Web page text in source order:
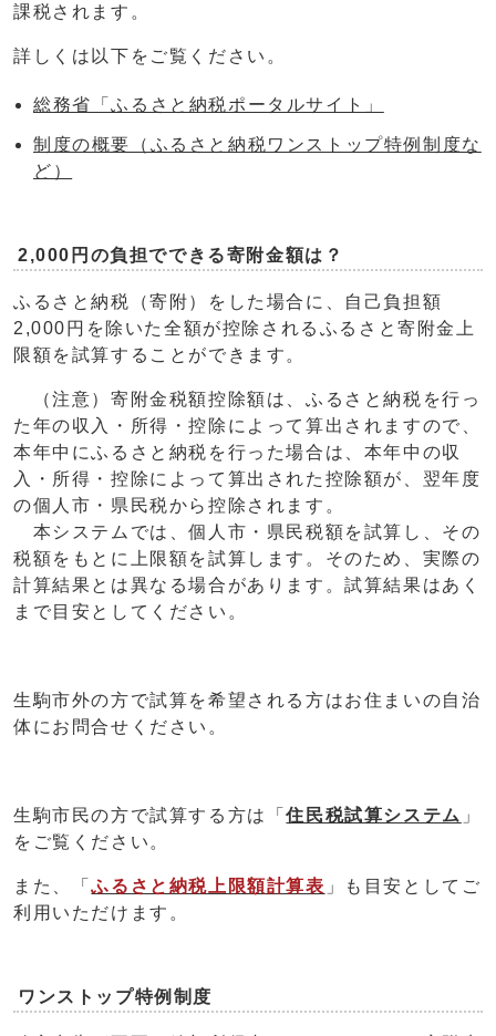
課税されます。
詳しくは以下をご覧ください。
総務省「ふるさと納税ポータルサイト」
制度の概要（ふるさと納税ワンストップ特例制度な
ど）
2,000円の負担でできる寄附金額は？
ふるさと納税（寄附）をした場合に、自己負担額
2,000円を除いた全額が控除されるふるさと寄附金上
限額を試算することができます。
（注意）寄附金税額控除額は、ふるさと納税を行っ
た年の収入・所得・控除によって算出されますので、
本年中にふるさと納税を行った場合は、本年中の収
入・所得・控除によって算出された控除額が、翌年度
の個人市・県民税から控除されます。
本システムでは、個人市・県民税額を試算し、その
税額をもとに上限額を試算します。そのため、実際の
計算結果とは異なる場合があります。試算結果はあく
まで目安としてください。
生駒市外の方で試算を希望される方はお住まいの自治
体にお問合せください。
生駒市民の方で試算する方は「住民税試算システム 」
をご覧ください。
また、「ふるさと納税上限額計算表 」も目安としてご
利用いただけます。
ワンストップ特例制度